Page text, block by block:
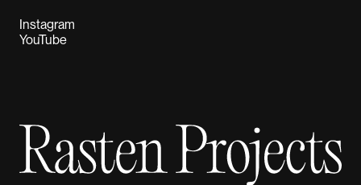
Instagram
YouTube